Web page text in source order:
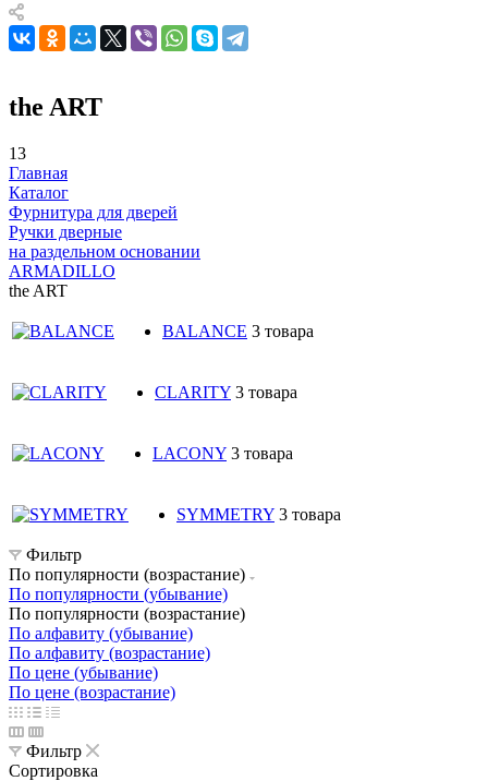
the ART
13
Главная
Каталог
Фурнитура для дверей
Ручки дверные
на раздельном основании
ARMADILLO
the ART
BALANCE 3 товара
CLARITY 3 товара
LACONY 3 товара
SYMMETRY 3 товара
Фильтр
По популярности (возрастание)
По популярности (убывание)
По популярности (возрастание)
По алфавиту (убывание)
По алфавиту (возрастание)
По цене (убывание)
По цене (возрастание)
Фильтр
Сортировка